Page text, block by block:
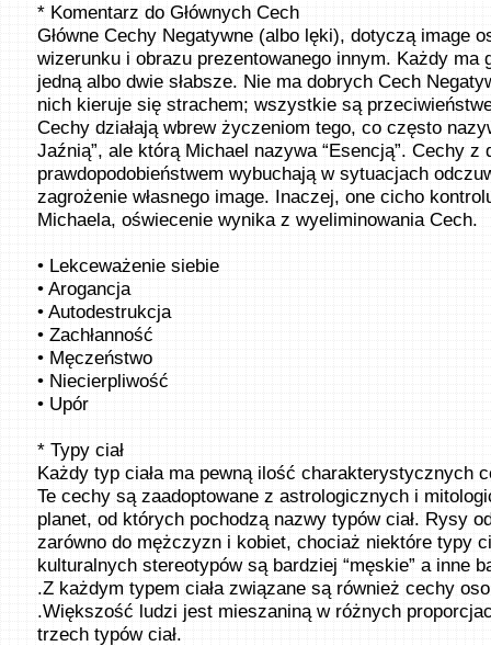
* Komentarz do Głównych Cech
Główne Cechy Negatywne (albo lęki), dotyczą image
wizerunku i obrazu prezentowanego innym. Każdy ma
jedną albo dwie słabsze. Nie ma dobrych Cech
nich kieruje się strachem; wszystkie są
Cechy działają wbrew życzeniom tego, co często
Jaźnią”, ale którą Michael nazywa “Esencją”. Cechy z
prawdopodobieństwem wybuchają w sytuacjach
zagrożenie własnego image. Inaczej, one cicho
Michaela, oświecenie wynika z wyeliminowania Cech.
• Lekceważenie siebie
• Arogancja
• Autodestrukcja
• Zachłanność
• Męczeństwo
• Niecierpliwość
• Upór
* Typy ciał
Każdy typ ciała ma pewną ilość charakterystycznych
Te cechy są zaadoptowane z astrologicznych i
planet, od których pochodzą nazwy typów ciał. Rysy
zarówno do mężczyzn i kobiet, chociaż niektóre typy
kulturalnych stereotypów są bardziej “męskie” a inne
.Z każdym typem ciała związane są również cechy
.Większość ludzi jest mieszaniną w różnych
trzech typów ciał.